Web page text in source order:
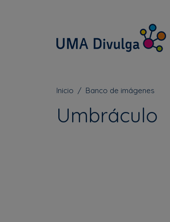
Inicio Banco de imágenes
Umbráculo